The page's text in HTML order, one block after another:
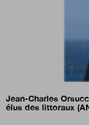
Jean-Charles
élus des littoraux